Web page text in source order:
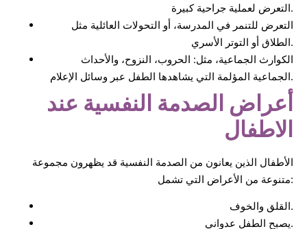
التعرض لعملية جراحية كبيرة.
التعرض للتنمر في المدرسة، أو التحولات العائلية مثل
الطلاق أو التوتر الأسري.
الكوارث الجماعية، مثل: الحروب، النزوح، والأحداث
الجماعية المؤلمة التي يشاهدها الطفل عبر وسائل الإعلام.
أعراض الصدمة النفسية عند
الاطفال
الأطفال الذين يعانون من الصدمة النفسية قد يظهرون مجموعة
متنوعة من الأعراض التي تشمل:
القلق والخوف.
يصبح الطفل عدواني.